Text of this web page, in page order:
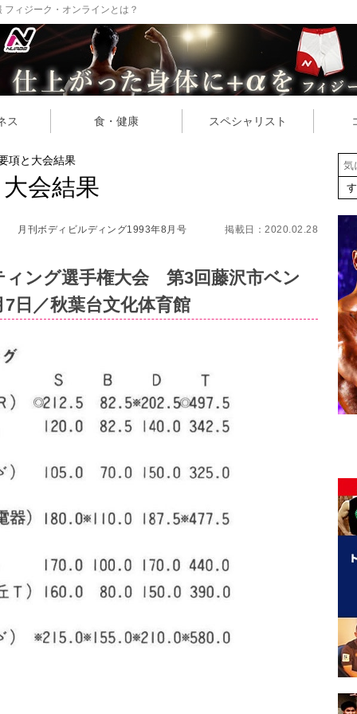
ィジーク・オンラインとは？
ス 食・健康 スペシャリスト
項と大会結果
会結果
月刊ボディビルディング1993年8月号 掲載日：2020.02.28
ィング選手権大会 第3回藤沢市ベン
日／秋葉台文化体育館